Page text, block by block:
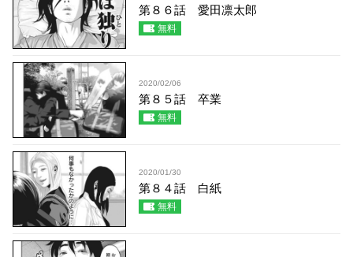
第８６話 愛田凛太郎
無料
2020/02/06
第８５話 卒業
無料
2020/01/30
第８４話 白紙
無料